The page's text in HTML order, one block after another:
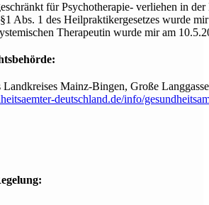
für Psychotherapie- verliehen in
Abs. 1 des Heilpraktikergesetzes wurde
Therapeutin wurde mir am
Landkreises Mainz-Bingen, Große
deutschland.de/info/